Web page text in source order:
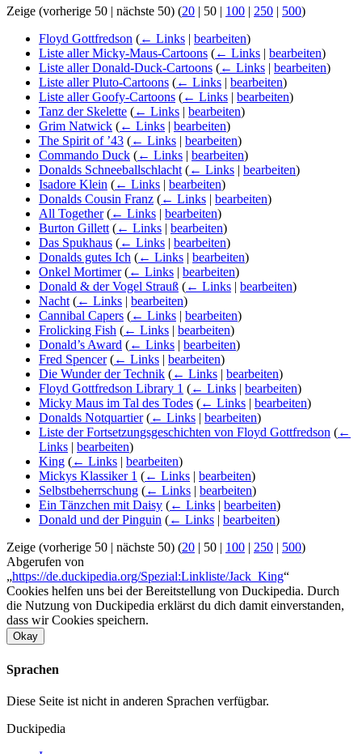
Zeige (vorherige 50 | nächste 50) (20 | 50 | 100 | 250 | 500)
Floyd Gottfredson (← Links | bearbeiten)
Liste aller Micky-Maus-Cartoons (← Links | bearbeiten)
Liste aller Donald-Duck-Cartoons (← Links | bearbeiten)
Liste aller Pluto-Cartoons (← Links | bearbeiten)
Liste aller Goofy-Cartoons (← Links | bearbeiten)
Tanz der Skelette (← Links | bearbeiten)
Grim Natwick (← Links | bearbeiten)
The Spirit of ’43 (← Links | bearbeiten)
Commando Duck (← Links | bearbeiten)
Donalds Schneeballschlacht (← Links | bearbeiten)
Isadore Klein (← Links | bearbeiten)
Donalds Cousin Franz (← Links | bearbeiten)
All Together (← Links | bearbeiten)
Burton Gillett (← Links | bearbeiten)
Das Spukhaus (← Links | bearbeiten)
Donalds gutes Ich (← Links | bearbeiten)
Onkel Mortimer (← Links | bearbeiten)
Donald & der Vogel Strauß (← Links | bearbeiten)
Nacht (← Links | bearbeiten)
Cannibal Capers (← Links | bearbeiten)
Frolicking Fish (← Links | bearbeiten)
Donald’s Award (← Links | bearbeiten)
Fred Spencer (← Links | bearbeiten)
Die Wunder der Technik (← Links | bearbeiten)
Floyd Gottfredson Library 1 (← Links | bearbeiten)
Micky Maus im Tal des Todes (← Links | bearbeiten)
Donalds Notquartier (← Links | bearbeiten)
Liste der Fortsetzungsgeschichten von Floyd Gottfredson (←
Links | bearbeiten)
King (← Links | bearbeiten)
Mickys Klassiker 1 (← Links | bearbeiten)
Selbstbeherrschung (← Links | bearbeiten)
Ein Tänzchen mit Daisy (← Links | bearbeiten)
Donald und der Pinguin (← Links | bearbeiten)
Zeige (vorherige 50 | nächste 50) (20 | 50 | 100 | 250 | 500)
Abgerufen von
„https://de.duckipedia.org/Spezial:Linkliste/Jack_King“
Cookies helfen uns bei der Bereitstellung von Duckipedia. Durch
die Nutzung von Duckipedia erklärst du dich damit einverstanden,
dass wir Cookies speichern.
Okay
Sprachen
Diese Seite ist nicht in anderen Sprachen verfügbar.
Duckipedia